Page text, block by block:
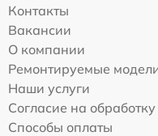
Контакты
Вакансии
О компании
Ремонтируемые
Наши услуги
Согласие на
Способы оплаты